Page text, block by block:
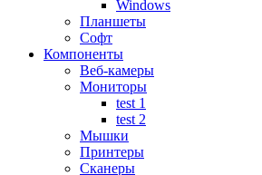
Windows
Планшеты
Софт
Компоненты
Веб-камеры
Мониторы
test 1
test 2
Мышки
Принтеры
Сканеры